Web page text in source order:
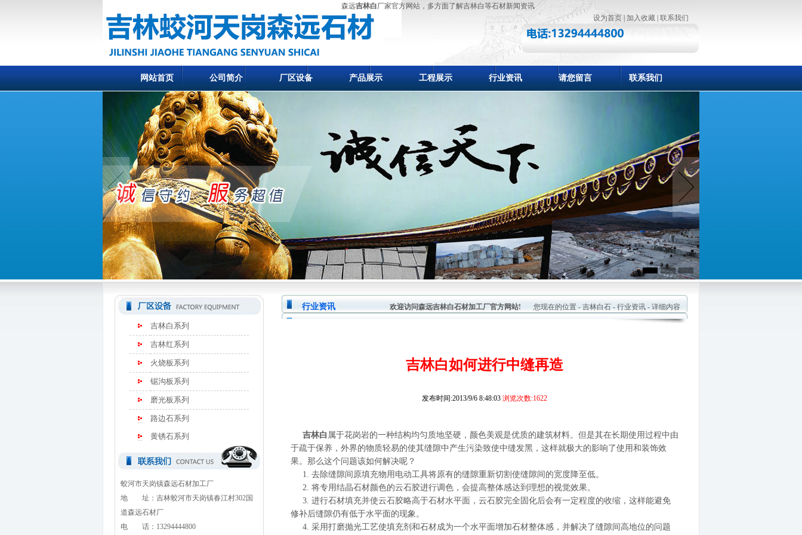
森远吉林白厂家官方网站，多方面了解吉林白等石材新闻资讯
设为首页| 加入收藏 联系我们
网站首页 公司简介 厂区设备 产品展示 工程展示 行业资讯 请您留言 联系我们
吉林白系列
吉林红系列
火烧板系列
锯沟板系列
磨光板系列
路边石系列
黄锈石系列
蛟河市天岗镇森远石材加工厂
地 址：吉林蛟河市天岗镇春江村302国
道森远石材厂
电 话：13294444800
行业资讯 欢迎访问森远吉林白石材加工厂官方网站! 您现在的位置 - 吉林白石 - 行业资讯 - 详细内容
吉林白如何进行中缝再造
发布时间:2013/9/6 8:48:03 浏览次数:1622
吉林白 属于花岗岩的一种结构均匀质地坚硬，颜色美观是优质的建筑材料。但是其在长期使用过程中由
于疏于保养，外界的物质轻易的使其缝隙中产生污染致使中缝发黑，这样就极大的影响了使用和装饰效
果。那么这个问题该如何解决呢？
1. 去除缝隙间原填充物用电动工具将原有的缝隙重新切割使缝隙间的宽度降至低。
2. 将专用结晶石材颜色的云石胶进行调色，会提高整体感达到理想的视觉效果。
3. 进行石材填充并使云石胶略高于石材水平面，云石胶完全固化后会有一定程度的收缩，这样能避免
修补后缝隙仍有低于水平面的现象。
4. 采用打磨抛光工艺使填充剂和石材成为一个水平面增加石材整体感，并解决了缝隙间高地位的问题